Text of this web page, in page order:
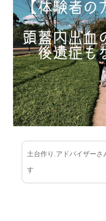
土台作り.アドバイザーさ
す